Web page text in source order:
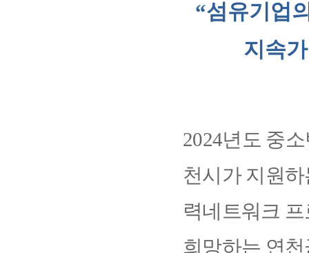
“섬유기업
지속
2024년도 중
천시가 지원
력네트워크
희망하는 연천